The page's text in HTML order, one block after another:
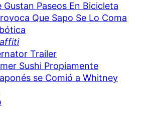
Gustan Paseos En Bicicleta
Que Sapo Se Lo Coma
Trailer
Sushi Propiamente
se Comió a Whitney